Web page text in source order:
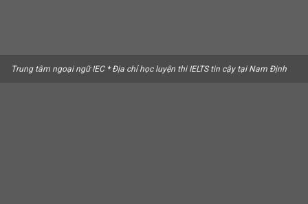
Trung tâm ngoại ngữ IEC * Địa chỉ học luyện thi IELTS tin cậy tại Nam Định